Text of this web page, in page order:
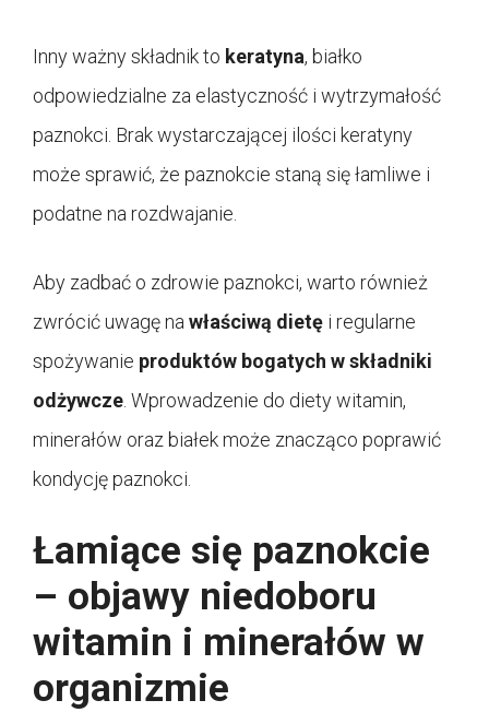
Inny ważny składnik to keratyna, białko
odpowiedzialne za elastyczność i wytrzymałość
paznokci. Brak wystarczającej ilości keratyny
może sprawić, że paznokcie staną się łamliwe i
podatne na rozdwajanie.
Aby zadbać o zdrowie paznokci, warto również
zwrócić uwagę na właściwą dietę i regularne
spożywanie produktów bogatych w składniki
odżywcze . Wprowadzenie do diety witamin,
minerałów oraz białek może znacząco poprawić
kondycję paznokci.
Łamiące się paznokcie
– objawy niedoboru
witamin i minerałów w
organizmie